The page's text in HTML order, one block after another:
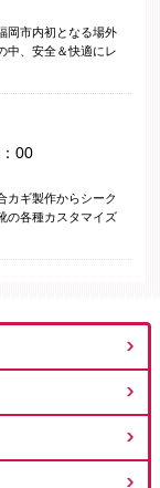
岡市内初となる場外
中、安全＆快適にレ
00
カギ製作からシーク
の各種カスタマイズ